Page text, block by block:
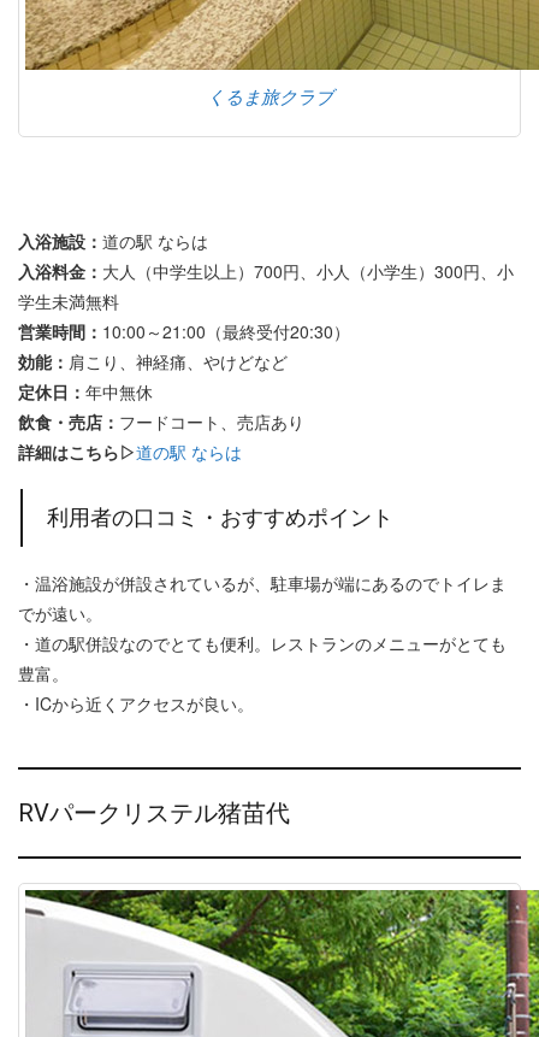
くるま旅クラブ
入浴施設： 道の駅 ならは
入浴料金： 大人（中学生以上）700円、小人（小学生）300円、小
学生未満無料
営業時間： 10:00～21:00（最終受付20:30）
効能： 肩こり、神経痛、やけどなど
定休日： 年中無休
飲食・売店： フードコート、売店あり
詳細はこちら▷道の駅 ならは
利用者の口コミ・おすすめポイント
・温浴施設が併設されているが、駐車場が端にあるのでトイレま
でが遠い。
・道の駅併設なのでとても便利。レストランのメニューがとても
豊富。
・ICから近くアクセスが良い。
RVパークリステル猪苗代